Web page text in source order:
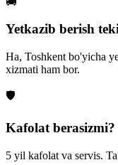
Yetkazib berish
Ha, Toshkent bo'yicha
xizmati ham bor.
🛡
Kafolat berasizmi?
5 yil kafolat va servis.